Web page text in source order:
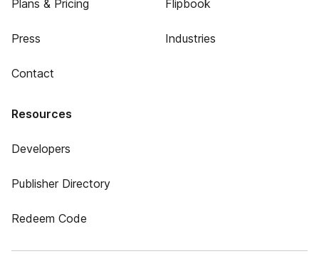
Plans & Pricing
Press
Contact
Flipbook
Industries
Resources
Developers
Publisher Directory
Redeem Code